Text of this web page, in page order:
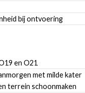
bij ontvoering
en O21
met milde kater
terrein schoonmaken